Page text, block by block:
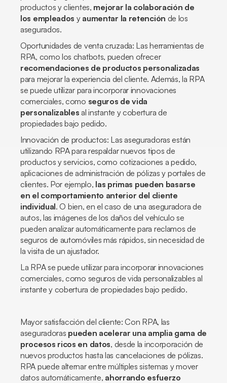
productos y clientes, mejorar la colaboración de
los empleados y aumentar la retención de los
asegurados.
Oportunidades de venta cruzada: Las herramientas de
RPA, como los chatbots, pueden ofrecer
recomendaciones de productos personalizadas
para mejorar la experiencia del cliente. Además, la RPA
se puede utilizar para incorporar innovaciones
comerciales, como seguros de vida
personalizables al instante y cobertura de
propiedades bajo pedido.
Innovación de productos: Las aseguradoras están
utilizando RPA para respaldar nuevos tipos de
productos y servicios, como cotizaciones a pedido,
aplicaciones de administración de pólizas y portales de
clientes. Por ejemplo, las primas pueden basarse
en el comportamiento anterior del cliente
individual. O bien, en el caso de una aseguradora de
autos, las imágenes de los daños del vehículo se
pueden analizar automáticamente para reclamos de
seguros de automóviles más rápidos, sin necesidad de
la visita de un ajustador.
La RPA se puede utilizar para incorporar innovaciones
comerciales, como seguros de vida personalizables al
instante y cobertura de propiedades bajo pedido.
Mayor satisfacción del cliente: Con RPA, las
aseguradoras pueden acelerar una amplia gama de
procesos ricos en datos, desde la incorporación de
nuevos productos hasta las cancelaciones de pólizas.
RPA puede alternar entre múltiples sistemas y mover
datos automáticamente, ahorrando esfuerzo